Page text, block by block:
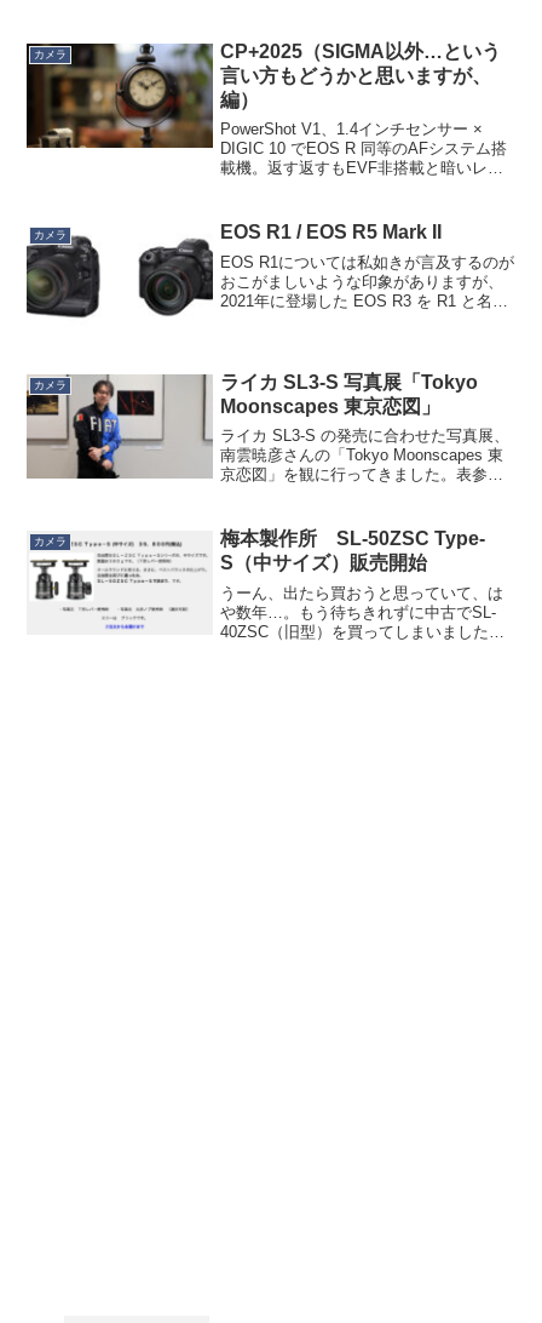
カメラ
CP+2025（SIGMA以外…という
言い方もどうかと思いますが、
編）
PowerShot V1、1.4インチセンサー ×
DIGIC 10 でEOS R 同等のAFシステム搭
載機。返す返すもEVF非搭載と暗いレン
しか使わないということ...
カメラ EOS R1 / EOS R5 Mark II
EOS R1については私如きが言及するのが
おこがましいような印象がありますが、
2021年に登場した EOS R3 を R1 と名乗
カメラ
ライカ SL3-S 写真展「Tokyo
Moonscapes 東京恋図」
ライカ SL3-S の発売に合わせた写真展、
南雲暁彦さんの「Tokyo Moonscapes 東
京恋図」を観に行ってきました。表参道
て（笑。この春から仕事の上でだけ港
区...
カメラ
梅本製作所 SL-50ZSC Type-
S（中サイズ）販売開始
うーん、出たら買おうと思っていて、は
や数年…。もう待ちきれずに中古でSL-
40ZSC（旧型）を買ってしまいました